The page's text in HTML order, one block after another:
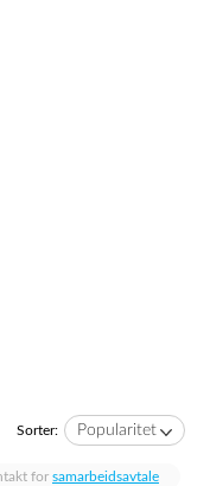
Sorter: Popularitet
for samarbeidsavtale